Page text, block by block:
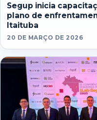
Segup inicia
plano de
Itaituba
20 DE MARÇO DE 2026